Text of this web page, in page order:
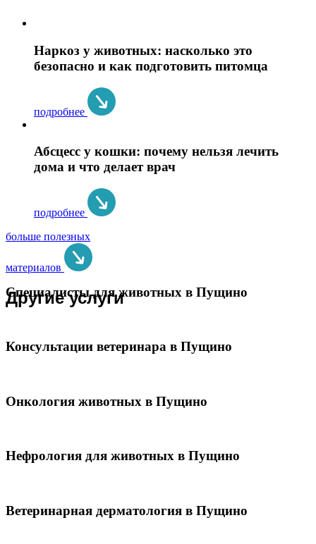
Наркоз у животных: насколько это
безопасно и как подготовить питомца
подробнее
Абсцесс у кошки: почему нельзя лечить
дома и что делает врач
подробнее
больше полезных
материалов
Другие услуги
Специалисты для животных в Пущино
Консультации ветеринара в Пущино
Онкология животных в Пущино
Нефрология для животных в Пущино
Ветеринарная дерматология в Пущино